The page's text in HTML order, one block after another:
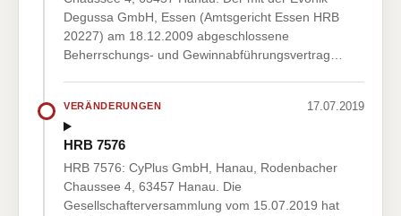
Degussa GmbH, Essen (Amtsgericht Essen HRB
20227) am 18.12.2009 abgeschlossene
Beherrschungs- und Gewinnabführungsvertrag…
VERÄNDERUNGEN 17.07.2019
HRB 7576
HRB 7576: CyPlus GmbH, Hanau, Rodenbacher
Chaussee 4, 63457 Hanau. Die
Gesellschafterversammlung vom 15.07.2019 hat